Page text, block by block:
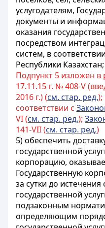
услугодателям,
документы и
оказания
посредством
систем, в
Республики Казахстан;
Подпункт 5 изложен в
17.11.15 г. № 408-V
2016 г.) (см. стар. ред.);
соответствии с
VI (см. стар. ред.);
141-VII (см. стар. ред.)
5) обеспечить
государственной
корпорацию,
Государственную
за сутки до истечения
государственной
подзаконным
определяющим